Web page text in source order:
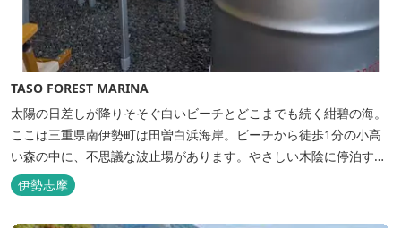
TASO FOREST MARINA
太陽の日差しが降りそそぐ白いビーチとどこまでも続く紺碧の海。
ここは三重県南伊勢町は田曽白浜海岸。ビーチから徒歩1分の小高
い森の中に、不思議な波止場があります。やさしい木陰に停泊する
のは3艇のヨット。日本初の森のマリーナです。 航海の気分高まる
インテリアは見た目からは想像できないほど広く、くつろぎの空
伊勢志摩